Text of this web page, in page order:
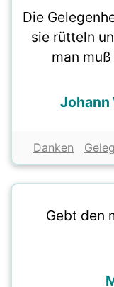
Die
sie rütteln
man
Johann
Danken
Gebt den